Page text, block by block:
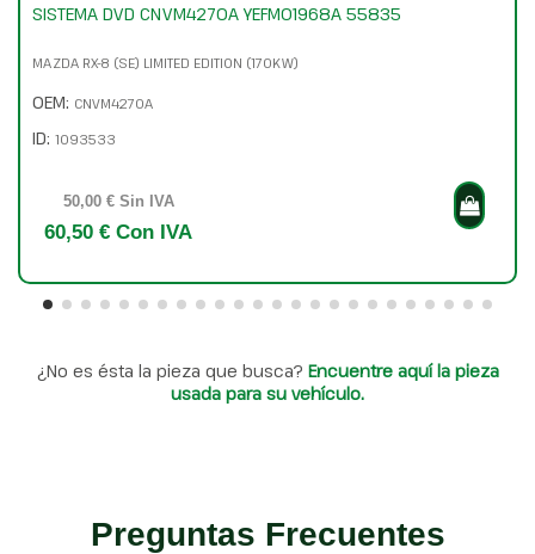
SISTEMA DVD CNVM4270A YEFM01968A 55835
MAZDA RX-8 (SE) LIMITED EDITION (170KW)
OEM: CNVM4270A
ID: 1093533
50,00 € Sin IVA
60,50 € Con IVA
¿No es ésta la pieza que busca? Encuentre aquí la pieza
usada para su vehículo.
Preguntas Frecuentes